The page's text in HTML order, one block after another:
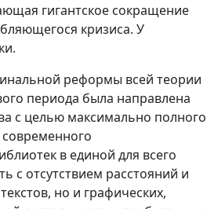
гигантское сокращение
кризиса. У
реформы всей теории
периода была направлена
с целью максимально полного
в единой для всего
с отсутствием расстояний и
но и графических,